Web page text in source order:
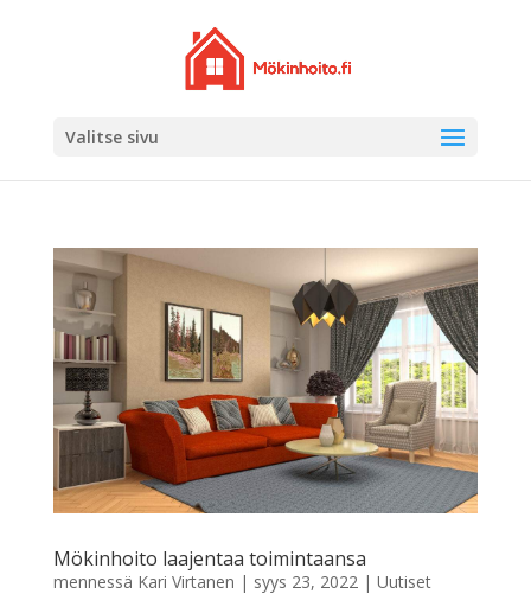
Valitse sivu
Mökinhoito laajentaa toimintaansa
mennessä Kari Virtanen | syys 23, 2022| Uutiset